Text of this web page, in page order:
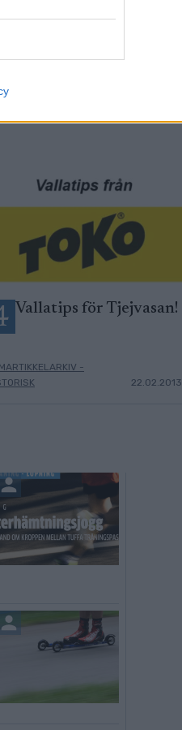
Prenumerera
Vallatips för Tjejvasan!
-
22.02.2013